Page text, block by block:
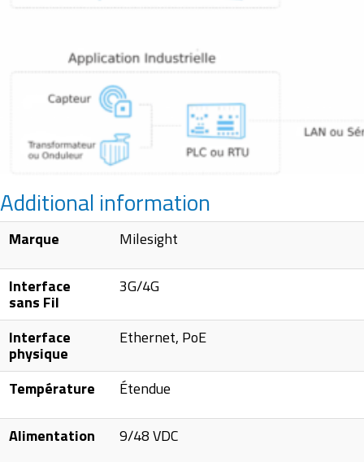
Additional information
Marque Milesight
Interface
sans Fil
3G/4G
Interface
physique
Ethernet, PoE
Température Étendue
Alimentation 9/48 VDC